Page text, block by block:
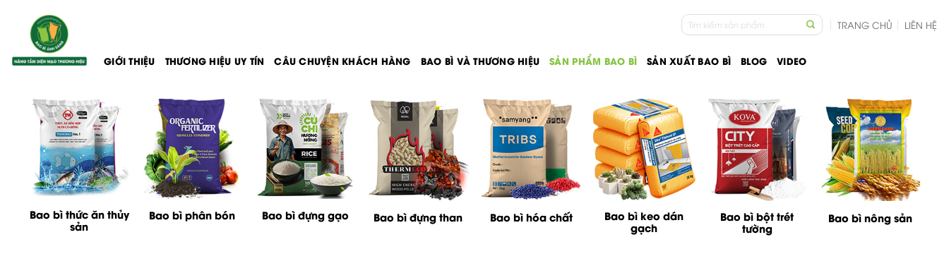
dung
Tìm
kiếm:
TRANG CHỦ LIÊN HỆ
GIỚI THIỆU THƯƠNG HIỆU UY TÍN CÂU CHUYỆN KHÁCH HÀNG BAO BÌ VÀ THƯƠNG HIỆU SẢN PHẨM BAO BÌ SẢN XUẤT BAO BÌ BLOG VIDEO
Bao bì thức ăn thủy
sản
Bao bì phân bón Bao bì đựng gạo Bao bì đựng than Bao bì hóa chất
Bao bì keo dán
gạch
Bao bì bột trét
tường
Bao bì nông sản